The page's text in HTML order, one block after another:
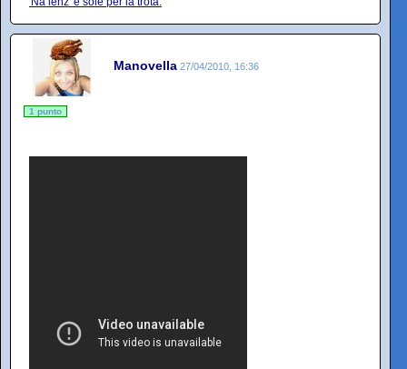
Manovella 27/04/2010, 16:36
1 punto